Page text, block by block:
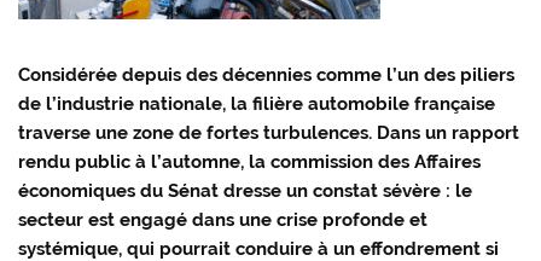
Considérée depuis des décennies comme l’un des piliers
de l’industrie nationale, la filière automobile française
traverse une zone de fortes turbulences. Dans un rapport
rendu public à l’automne, la commission des Affaires
économiques duSénat dresse un constat sévère : le
secteur est engagé dans une crise profonde et
systémique, qui pourrait conduire à un effondrement si